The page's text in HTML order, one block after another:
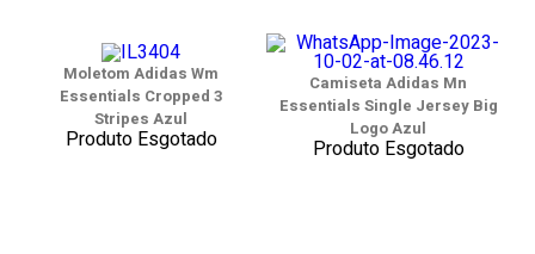
Moletom Adidas Wm
Essentials Cropped 3
Stripes Azul
Produto Esgotado
Camiseta Adidas Mn
Essentials Single Jersey Big
Logo Azul
Produto Esgotado